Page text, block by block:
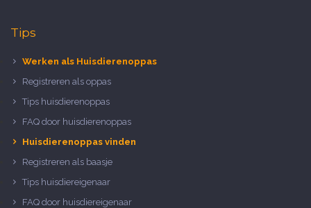
Tips
Werken als Huisdierenoppas
Registreren als oppas
Tips huisdierenoppas
FAQ door huisdierenoppas
Huisdierenoppas vinden
Registreren als baasje
Tips huisdiereigenaar
FAQ door huisdiereigenaar